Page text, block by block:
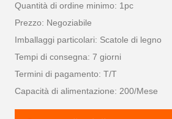
Quantità di ordine minimo: 1pc
Prezzo: Negoziabile
Imballaggi particolari: Scatole di legno
Tempi di consegna: 7 giorni
Termini di pagamento: T/T
Capacità di alimentazione: 200/Mese